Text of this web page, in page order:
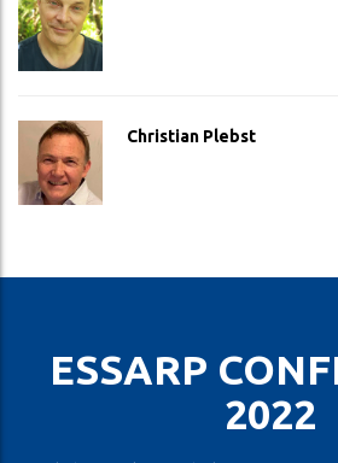
Christian Plebst
ESSARP
2022